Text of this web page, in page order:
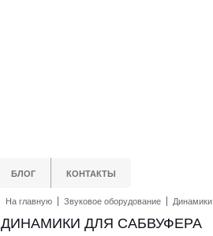
БЛОГ КОНТАКТЫ
На главную Звуковое оборудование Динамики
ДИНАМИКИ ДЛЯ САБВУФЕРА